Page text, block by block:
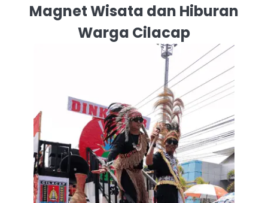
Magnet Wisata dan Hiburan
Warga Cilacap